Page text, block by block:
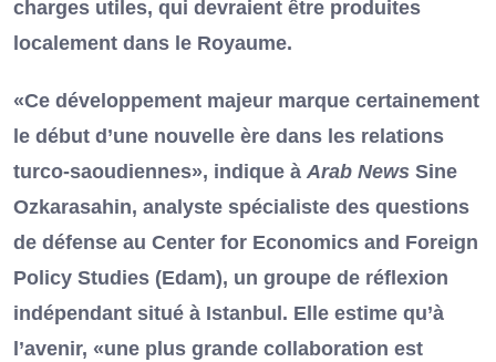
charges utiles, qui devraient être produites
localement dans le Royaume.
«Ce développement majeur marque certainement
le début d’une nouvelle ère dans les relations
turco-saoudiennes», indique à Arab News Sine
Ozkarasahin, analyste spécialiste des questions
de défense au Center for Economics and Foreign
Policy Studies (Edam), un groupe de réflexion
indépendant situé à Istanbul. Elle estime qu’à
l’avenir, «une plus grande collaboration est